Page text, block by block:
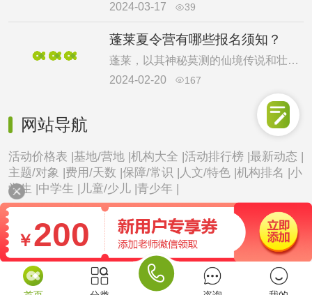
2024-03-17
39
蓬莱夏令营有哪些报名须知？
蓬莱，以其神秘莫测的仙境传说和壮丽的海滨风光受到不少家长的关注，同时这里的夏令营活动也充满了趣味。孩子在这里不仅能够欣赏到美丽的风景，还能在探险与学习中拓宽视野，锻炼自己的能力，结交新的好友，提升独立意识，在未来能够勇敢的面对挑战。下面介绍了蓬莱夏令营报名须知，对此感到疑惑的家长快来一起看看吧。
2024-02-20
167
网站导航
活动价格表 |基地/营地 |机构大全 |活动排行榜 |最新动态 |
主题/对象 |费用/天数 |保障/常识 | 人文/特色 |机构排名 |小
学生 |中学生 | 儿童/少儿 |青少年 |

￥200